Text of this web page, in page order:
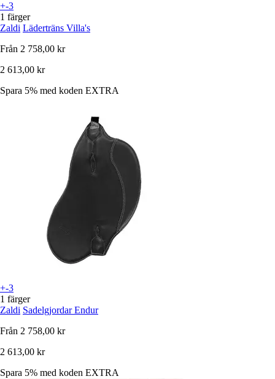
+-3
1 färger
Zaldi Läderträns Villa's
Från 2 758,00 kr
2 613,00 kr
Spara 5% med koden EXTRA
+-3
1 färger
Zaldi Sadelgjordar Endur
Från 2 758,00 kr
2 613,00 kr
Spara 5% med koden EXTRA